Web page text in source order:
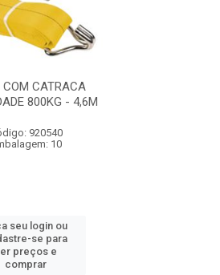
CATRACA
800KG - 4,6M
920540
10
seu login ou
se para
preços e
comprar